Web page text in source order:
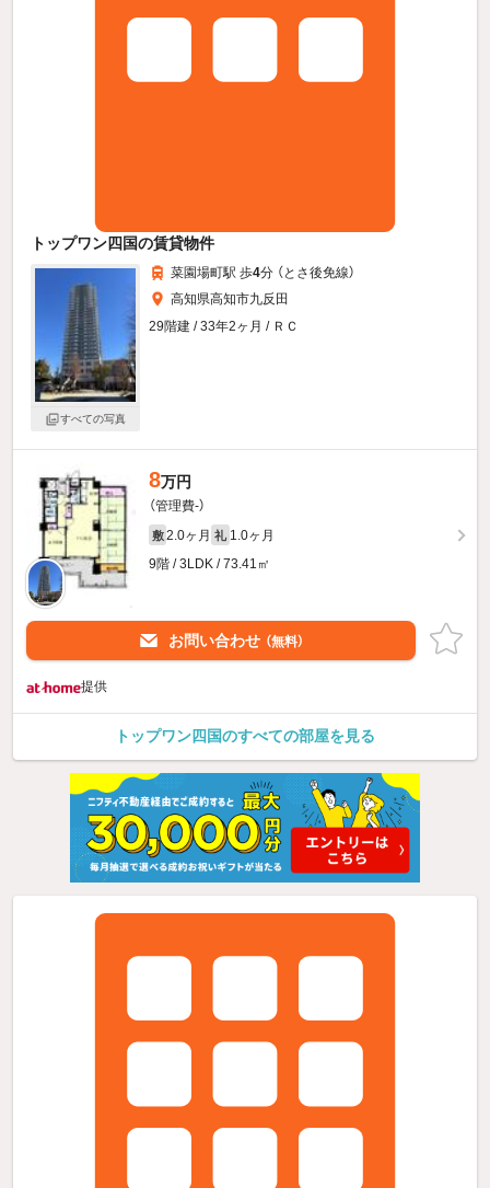
トップワン四国の賃貸物件
すべての写真
菜園場町駅 歩4分 （とさ後免線）
高知県高知市九反田
29階建 / 33年2ヶ月 / ＲＣ
8万円
（管理費-）
敷 2.0ヶ月 礼 1.0ヶ月
9階 / 3LDK / 73.41㎡
お問い合わせ （無料）
提供
トップワン四国のすべての部屋を見る